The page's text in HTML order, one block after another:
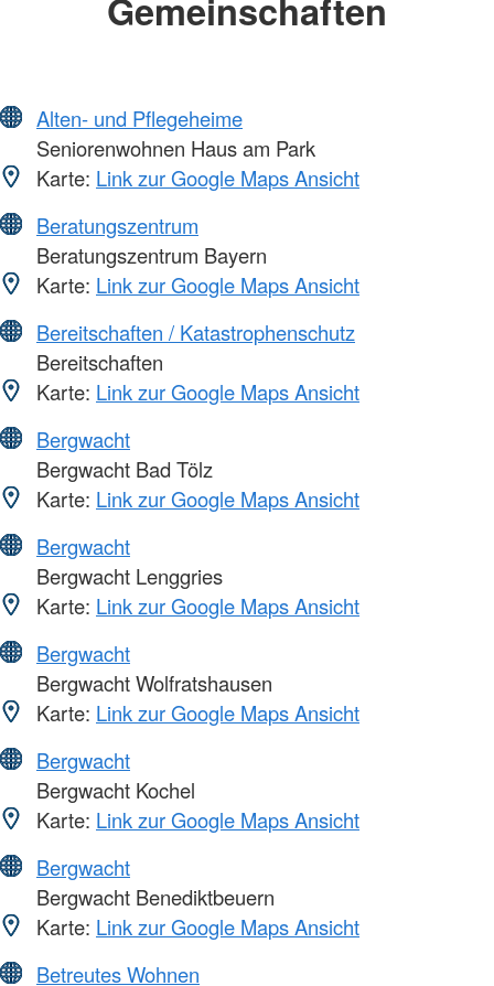
Gemeinschaften
Alten- und Pflegeheime
Seniorenwohnen Haus am Park
Karte: Link zur Google Maps Ansicht
Beratungszentrum
Beratungszentrum Bayern
Karte: Link zur Google Maps Ansicht
Bereitschaften / Katastrophenschutz
Bereitschaften
Karte: Link zur Google Maps Ansicht
Bergwacht
Bergwacht Bad Tölz
Karte: Link zur Google Maps Ansicht
Bergwacht
Bergwacht Lenggries
Karte: Link zur Google Maps Ansicht
Bergwacht
Bergwacht Wolfratshausen
Karte: Link zur Google Maps Ansicht
Bergwacht
Bergwacht Kochel
Karte: Link zur Google Maps Ansicht
Bergwacht
Bergwacht Benediktbeuern
Karte: Link zur Google Maps Ansicht
Betreutes Wohnen